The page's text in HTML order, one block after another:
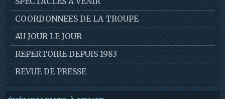
COORDONNEES DE LA TROUPE
AU JOUR LE JOUR
REPERTOIRE DEPUIS 1983
REVUE DE PRESSE